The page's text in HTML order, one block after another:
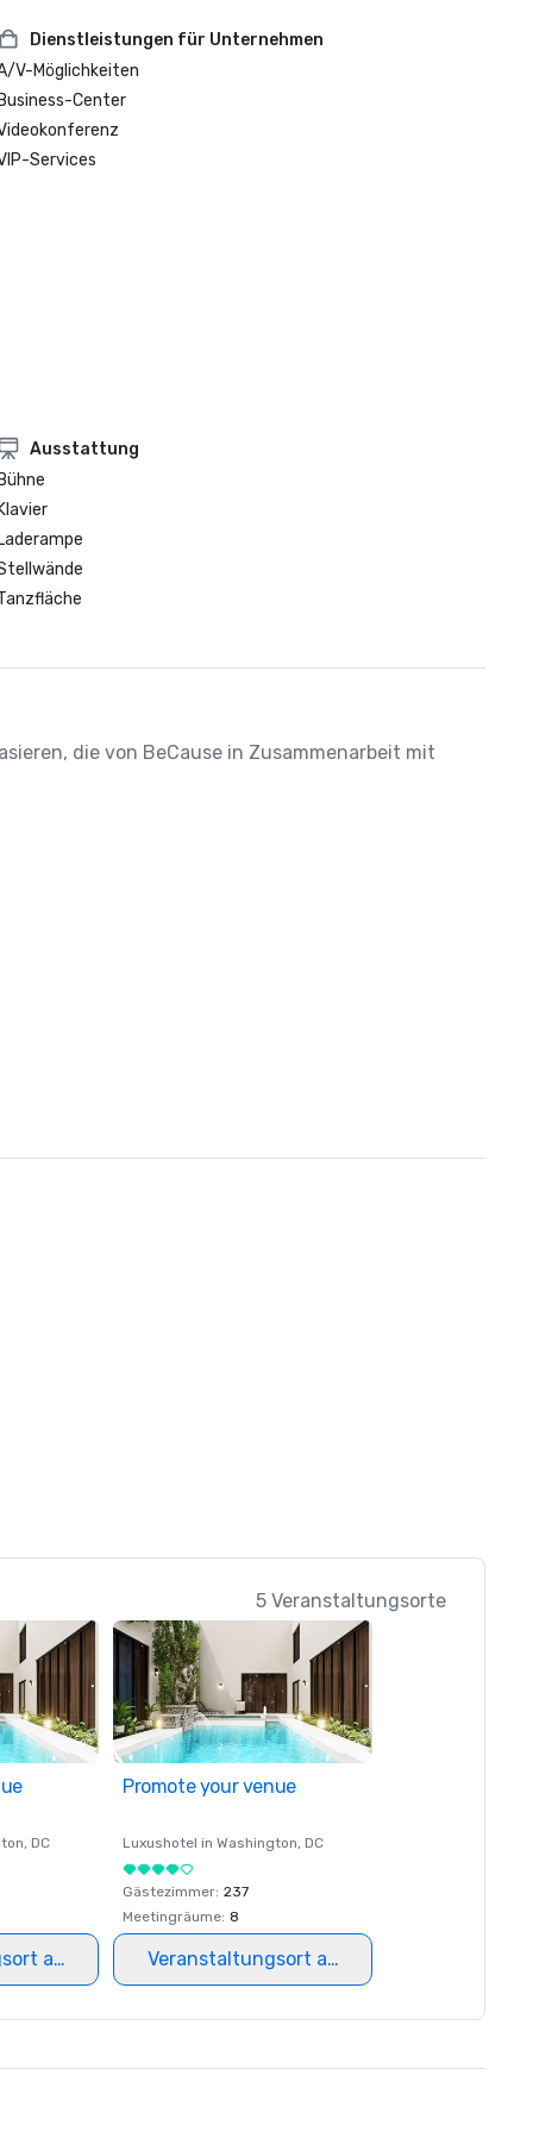
Dienstleistungen für Unternehmen
V-Möglichkeiten
Business-Center
Services
Ausstattung
Bühne
Klavier
Laderampe
die von BeCause in Zusammenarbeit mit
5 Veranstaltungsorte
, DC
auswählen
Promote your venue
Luxushotel in Washington, DC
Gästezimmer: 237
Meetingräume: 8
Veranstaltungsort auswählen